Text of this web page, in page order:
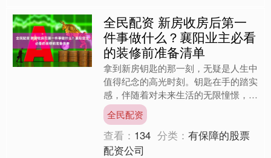
全民配资 新房收房后第一
件事做什么？襄阳业主必看
的装修前准备清单
拿到新房钥匙的那一刻，无疑是人生中
值得纪念的高光时刻。钥匙在手的踏实
感，伴随着对未来生活的无限憧憬，让
人忍不住想立刻开始装修，早日住进理
想中的家。 但请先别急。....
全民配资
查看： 134 分类：有保障的股票
配资公司